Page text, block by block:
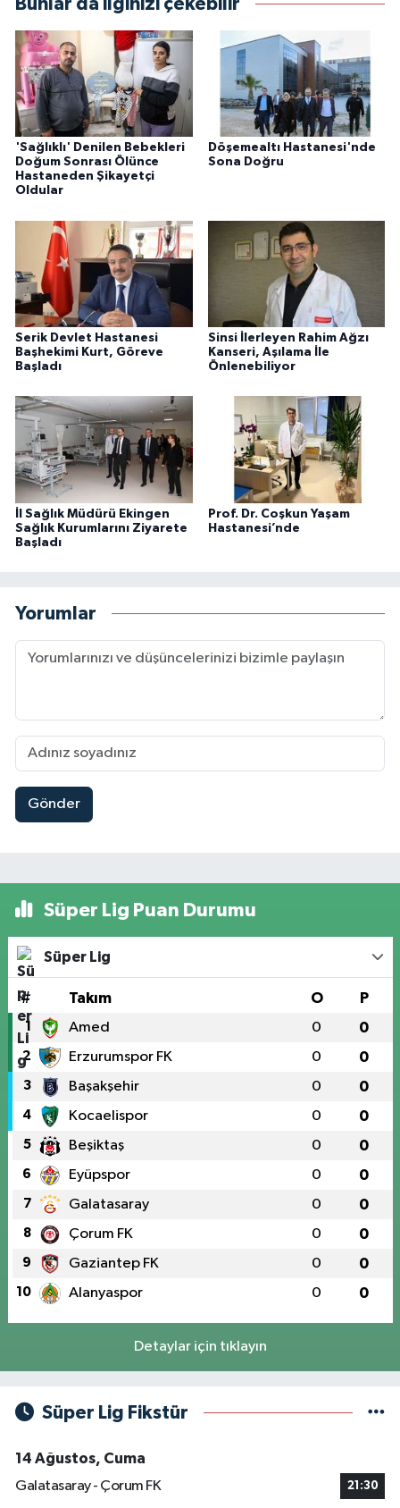
Bunlar da ilginizi çekebilir
'Sağlıklı' Denilen Bebekleri
Doğum Sonrası Ölünce
Hastaneden Şikayetçi
Oldular
Döşemealtı Hastanesi'nde
Sona Doğru
Serik Devlet Hastanesi
Başhekimi Kurt, Göreve
Başladı
Sinsi İlerleyen Rahim Ağzı
Kanseri, Aşılama İle
Önlenebiliyor
İl Sağlık Müdürü Ekingen
Sağlık Kurumlarını Ziyarete
Başladı
Prof. Dr. Coşkun Yaşam
Hastanesi’nde
Yorumlar
Gönder
Süper Lig Puan Durumu
Süper Lig
# Takım O P
1 Amed 0 0
2 Erzurumspor FK 0 0
3 Başakşehir 0 0
4 Kocaelispor 0 0
5 Beşiktaş 0 0
6 Eyüpspor 0 0
7 Galatasaray 0 0
8 Çorum FK 0 0
9 Gaziantep FK 0 0
10 Alanyaspor 0 0
Detaylar için tıklayın
Süper Lig Fikstür
14 Ağustos, Cuma
Galatasaray - Çorum FK
21:30